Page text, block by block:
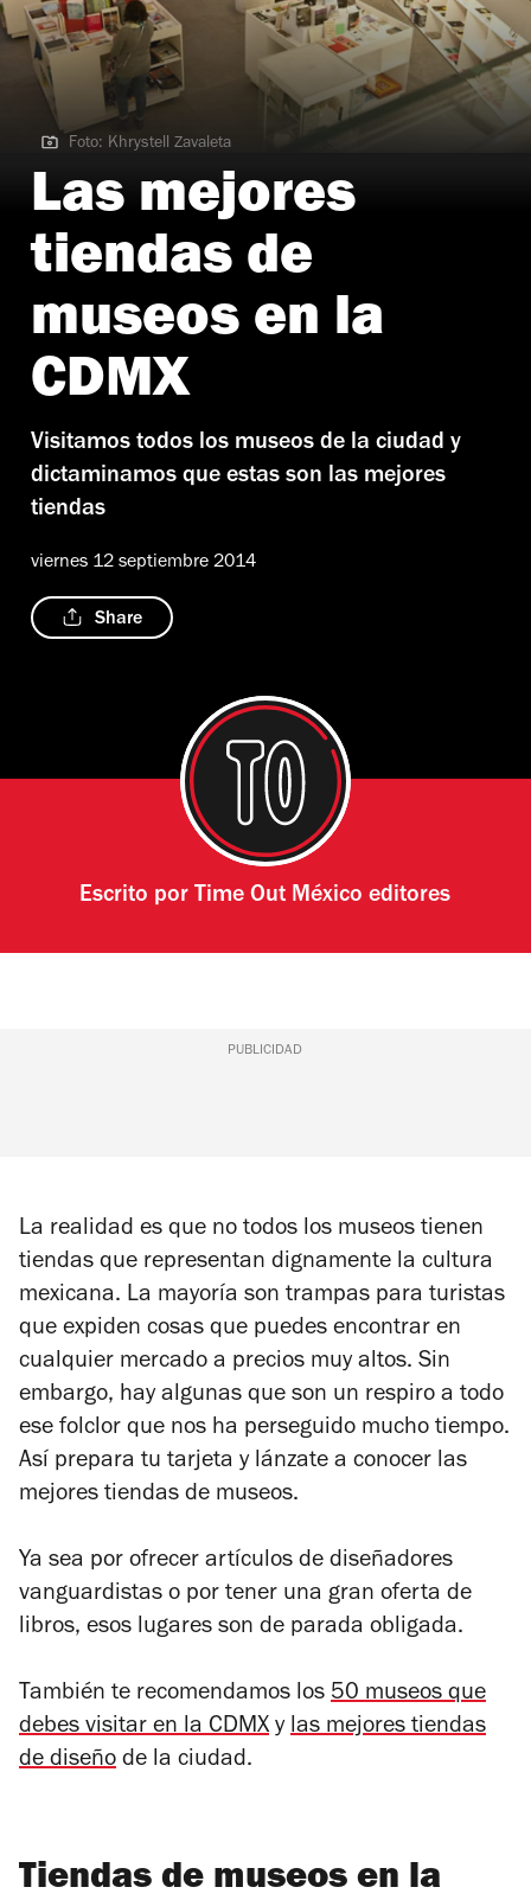
Foto: Khrystell Zavaleta
Foto: Khrystell Zavaleta
Las mejores
tiendas de
museos en la
CDMX
Visitamos todos los museos de la ciudad y
dictaminamos que estas son las mejores
tiendas
viernes 12 septiembre 2014
Share
Escrito por Time Out México editores
PUBLICIDAD
La realidad es que no todos los museos tienen
tiendas que representan dignamente la cultura
mexicana. La mayoría son trampas para turistas
que expiden cosas que puedes encontrar en
cualquier mercado a precios muy altos. Sin
embargo, hay algunas que son un respiro a todo
ese folclor que nos ha perseguido mucho tiempo.
Así prepara tu tarjeta y lánzate a conocer las
mejores tiendas de museos.
Ya sea por ofrecer artículos de diseñadores
vanguardistas o por tener una gran oferta de
libros, esos lugares son de parada obligada.
También te recomendamos los 50 museos que
debes visitar en la CDMX y las mejores tiendas
de diseño de la ciudad.
Tiendas de museos en la